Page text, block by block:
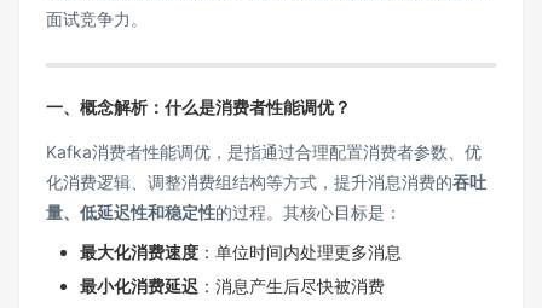
面试竞争力。
一、概念解析：什么是消费者性能调优？
Kafka消费者性能调优，是指通过合理配置消费者参数、优
化消费逻辑、调整消费组结构等方式，提升消息消费的吞吐
量、低延迟性和稳定性的过程。其核心目标是：
最大化消费速度 ：单位时间内处理更多消息
最小化消费延迟 ：消息产生后尽快被消费